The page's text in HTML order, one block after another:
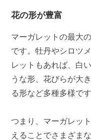
花の形が豊富
マーガレットの最大
です。牡丹やシロツ
レットもあれば、白
うな形、花びらが大
る形など多種多様です
つまり、マーガレッ
えることでさまざま